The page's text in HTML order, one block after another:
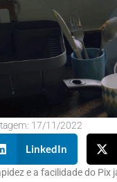
17/11/2022
LinkedIn
e a facilidade do Pix